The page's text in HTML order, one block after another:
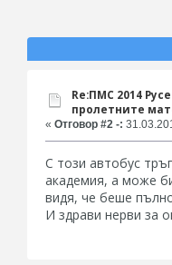
Re:ПМС 2014
пролетните
« Отговор #2 -:
С този автобус
академия, а може
видя, че беше
И здрави нерви за